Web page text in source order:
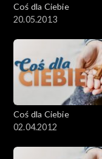
Coś dla Ciebie
20.05.2013
Coś dla Ciebie
02.04.2012